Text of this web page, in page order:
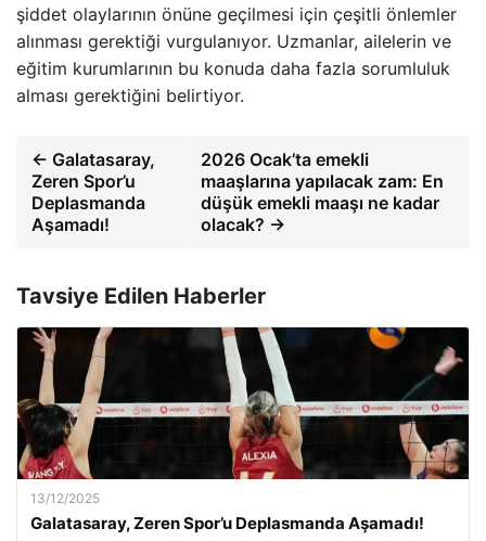
şiddet olaylarının önüne geçilmesi için çeşitli önlemler
alınması gerektiği vurgulanıyor. Uzmanlar, ailelerin ve
eğitim kurumlarının bu konuda daha fazla sorumluluk
alması gerektiğini belirtiyor.
← Galatasaray,
Zeren Spor’u
Deplasmanda
Aşamadı!
2026 Ocak’ta emekli
maaşlarına yapılacak zam: En
düşük emekli maaşı ne kadar
olacak? →
Tavsiye Edilen Haberler
13/12/2025
Galatasaray, Zeren Spor’u Deplasmanda Aşamadı!